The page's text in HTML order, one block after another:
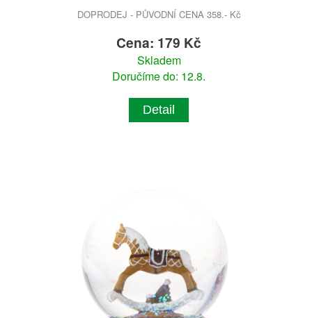
DOPRODEJ - PŮVODNÍ CENA 358.- Kč
Cena: 179 Kč
Skladem
Doručíme do: 12.8.
Detail